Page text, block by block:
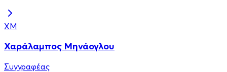
ΧΜ
Χαράλαμπος Μηνάογλου
Συγγραφέας